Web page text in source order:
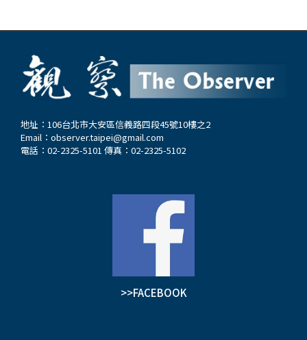
地址：106台北市大安區信義路四段45號10樓之2
Email： observer.taipei@gmail.com
電話：02-2325-5101 傳真：02-2325-5102
>>FACEBOOK